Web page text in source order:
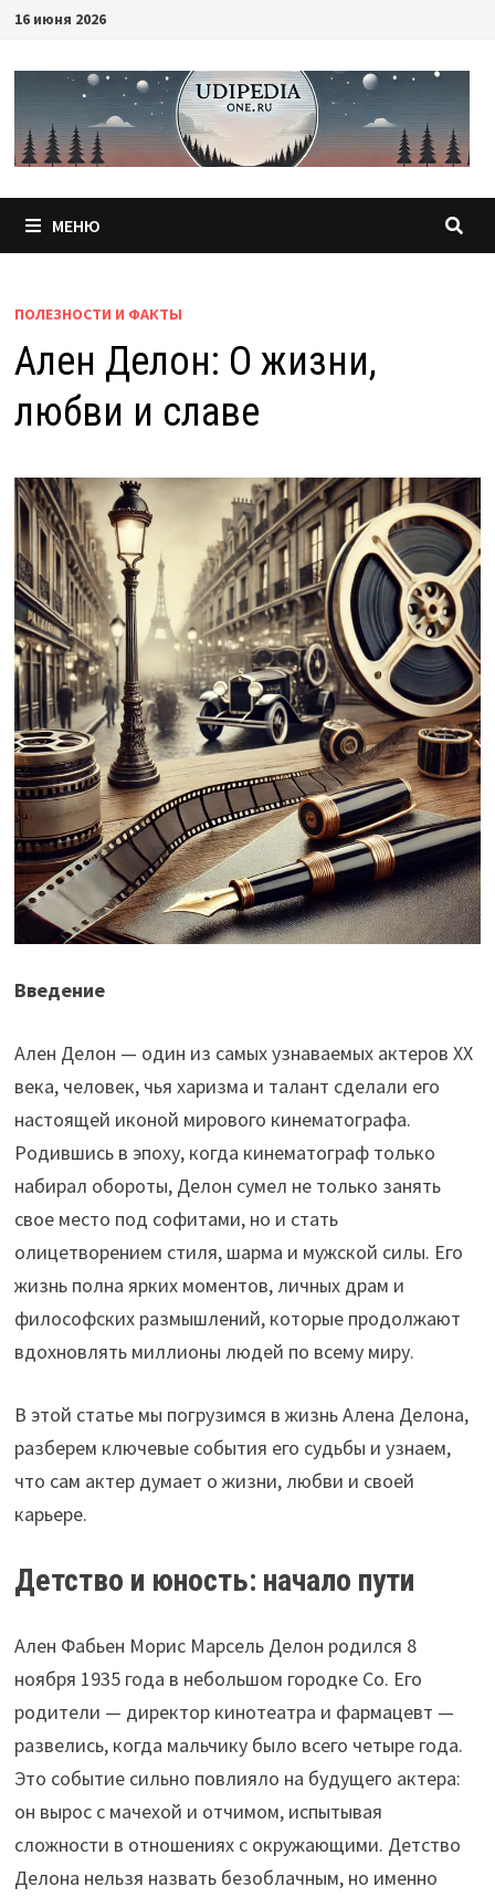
Перейти
содержимому
16 июня 2026
МЕНЮ
ПОЛЕЗНОСТИ И ФАКТЫ
Ален Делон: О жизни,
любви и славе
Введение
Ален Делон — один из самых узнаваемых актеров XX
века, человек, чья харизма и талант сделали его
настоящей иконой мирового кинематографа.
Родившись в эпоху, когда кинематограф только
набирал обороты, Делон сумел не только занять
свое место под софитами, но и стать
олицетворением стиля, шарма и мужской силы. Его
жизнь полна ярких моментов, личных драм и
философских размышлений, которые продолжают
вдохновлять миллионы людей по всему миру.
В этой статье мы погрузимся в жизнь Алена Делона,
разберем ключевые события его судьбы и узнаем,
что сам актер думает о жизни, любви и своей
карьере.
Детство и юность: начало пути
Ален Фабьен Морис Марсель Делон родился 8
ноября 1935 года в небольшом городке Со. Его
родители — директор кинотеатра и фармацевт —
развелись, когда мальчику было всего четыре года.
Это событие сильно повлияло на будущего актера:
он вырос с мачехой и отчимом, испытывая
сложности в отношениях с окружающими. Детство
Делона нельзя назвать безоблачным, но именно